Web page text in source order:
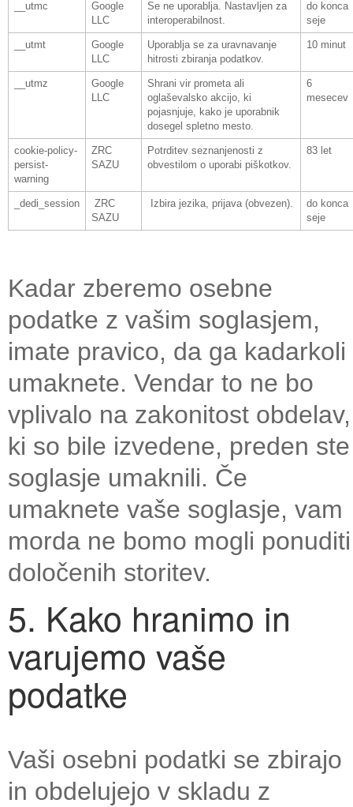
__utmc
Google
LLC
Se ne uporablja. Nastavljen za
interoperabilnost.
do konca
seje
__utmt
Google
LLC
Uporablja se za uravnavanje
hitrosti zbiranja podatkov.
10 minut
__utmz
Google
LLC
Shrani vir prometa ali
oglaševalsko akcijo, ki
pojasnjuje, kako je uporabnik
dosegel spletno mesto.
6
mesecev
cookie-policy-
persist-
warning
ZRC
SAZU
Potrditev seznanjenosti z
obvestilom o uporabi piškotkov.
83 let
_dedi_session
ZRC
SAZU
Izbira jezika, prijava (obvezen).
do konca
seje
Kadar zberemo osebne
podatke z vašim soglasjem,
imate pravico, da ga kadarkoli
umaknete. Vendar to ne bo
vplivalo na zakonitost obdelav,
ki so bile izvedene, preden ste
soglasje umaknili. Če
umaknete vaše soglasje, vam
morda ne bomo mogli ponuditi
določenih storitev.
5. Kako hranimo in
varujemo vaše
podatke
Vaši osebni podatki se zbirajo
in obdelujejo v skladu z